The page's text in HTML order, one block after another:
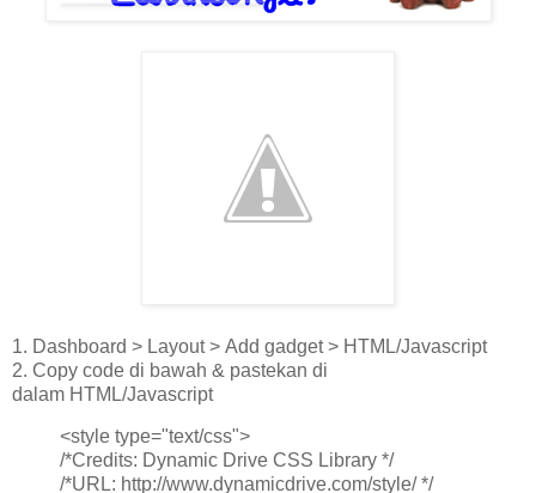
1. Dashboard > Layout > Add gadget > HTML/Javascript
2. Copy code di bawah & pastekan di
dalam HTML/Javascript
<style type="text/css">
/*Credits: Dynamic Drive CSS Library */
/*URL: http://www.dynamicdrive.com/style/ */